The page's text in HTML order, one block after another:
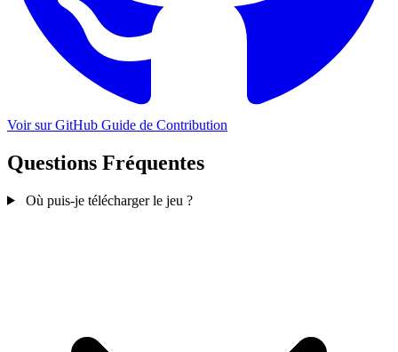
Voir sur GitHub Guide de Contribution
Questions Fréquentes
Où puis-je télécharger le jeu ?